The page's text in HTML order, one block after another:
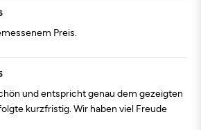
Preis.
und entspricht genau dem gezeigten
kurzfristig. Wir haben viel Freude